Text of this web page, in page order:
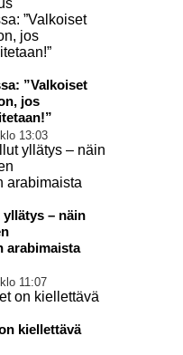
”Valkoiset
jos
13:03
– näin
arabimaista
11:07
kiellettävä